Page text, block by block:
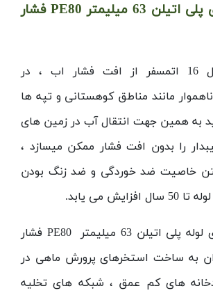
63 میلیمتر PE80 فشار
فشار قابل تحمل 16 اتمسفر از افت فشار اب ، در
مانند مناطق کوهستانی و تپه ها
به همین جهت انتقال آب در زمین های
را بدون افت فشار ممکن میسازد ،
خاصیت ضد خوردگی و ضد زنگ بودن
می یابد.
پلی اتیلن 63 میلیمتر PE80 فشار
به ساخت استخرهای پرورش ماهی در
های کم عمق ، شبکه های تخلیه